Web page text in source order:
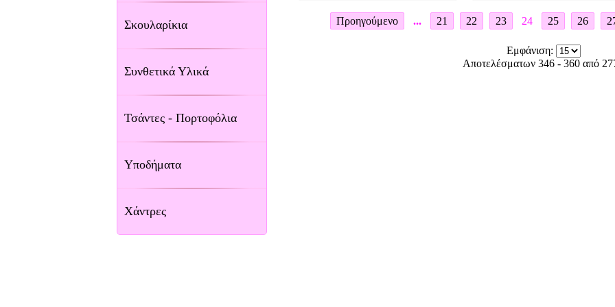
Σκουλαρίκια
Συνθετικά Υλικά
Τσάντες - Πορτοφόλια
Υποδήματα
Χάντρες
Προηγούμενο ... 21 22 23 24 25 26
Εμφάνιση:
Αποτελέσματων 346 - 360 από